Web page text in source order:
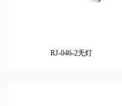
RJ-046-2无灯